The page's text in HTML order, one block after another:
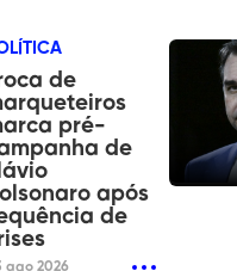
de
pré-
de
após
de
ago 2026